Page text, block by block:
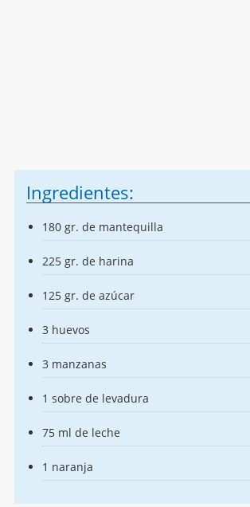
Ingredientes:
180 gr. de mantequilla
225 gr. de harina
125 gr. de azúcar
3 huevos
3 manzanas
1 sobre de levadura
75 ml de leche
1 naranja